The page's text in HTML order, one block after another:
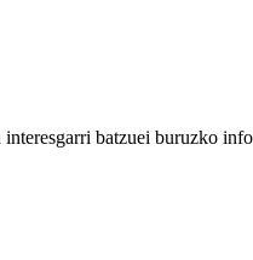
batzuei buruzko